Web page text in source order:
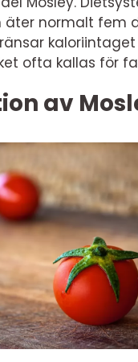
äter normalt fem
ofta kallas för
av